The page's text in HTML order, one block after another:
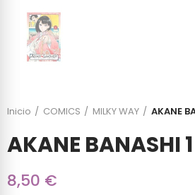
Inicio COMICS MILKY WAY AKANE
AKANE BANASHI 1
8,50 €